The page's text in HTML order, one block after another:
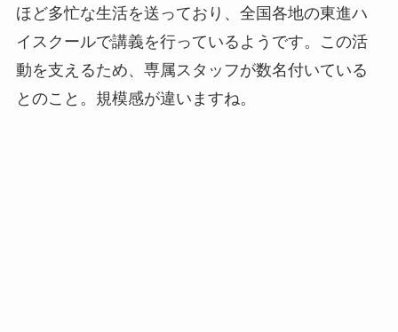
ほど多忙な生活を送っており、全国各地の東進ハ
イスクールで講義を行っているようです。この活
動を支えるため、専属スタッフが数名付いている
とのこと。規模感が違いますね。